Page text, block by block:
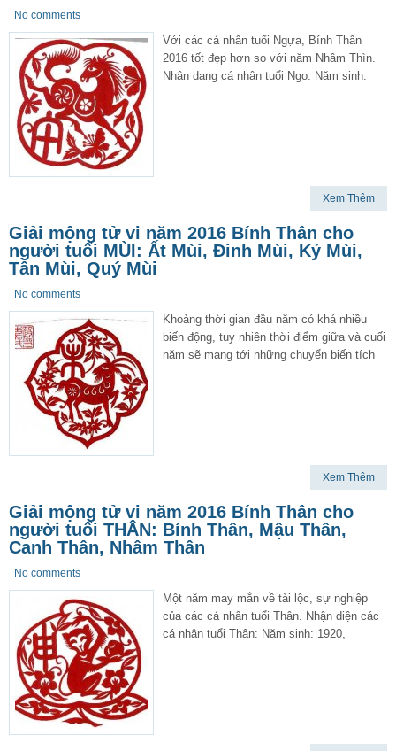
No comments
Với các cá nhân tuổi Ngựa, Bính Thân
2016 tốt đẹp hơn so với năm Nhâm Thìn.
Nhận dạng cá nhân tuổi Ngọ: Năm sinh:
Xem Thêm
Giải mộng tử vi năm 2016 Bính Thân cho
người tuổi MÙI: Ất Mùi, Đinh Mùi, Kỷ Mùi,
Tân Mùi, Quý Mùi
No comments
Khoảng thời gian đầu năm có khá nhiều
biến động, tuy nhiên thời điểm giữa và cuối
năm sẽ mang tới những chuyển biến tích
Xem Thêm
Giải mộng tử vi năm 2016 Bính Thân cho
người tuổi THÂN: Bính Thân, Mậu Thân,
Canh Thân, Nhâm Thân
No comments
Một năm may mắn về tài lộc, sự nghiệp
của các cá nhân tuổi Thân. Nhận diện các
cá nhân tuổi Thân: Năm sinh: 1920,